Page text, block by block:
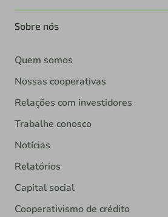
Sobre nós
Quem somos
Nossas cooperativas
Relações com investidores
Trabalhe conosco
Notícias
Relatórios
Capital social
Cooperativismo de crédito